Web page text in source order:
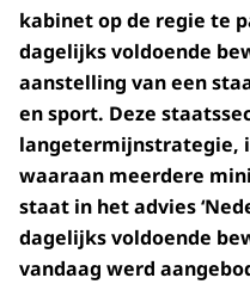
kabinet op de regie te
dagelijks voldoende
aanstelling van een
en sport. Deze
langetermijnstrategie,
waaraan meerdere
staat in het advies
dagelijks voldoende
vandaag werd